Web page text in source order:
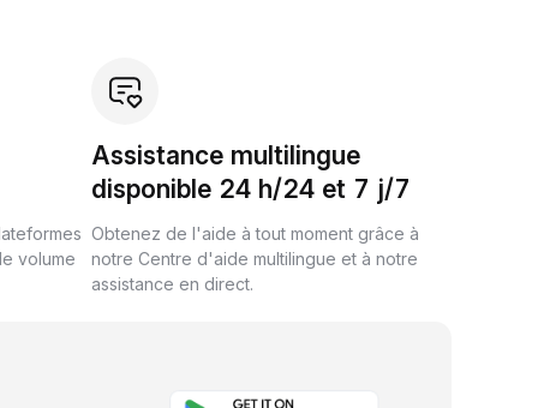
volume
Assistance multilingue
disponible 24 h/24 et 7 j/7
Obtenez de l'aide à tout moment grâce à
notre Centre d'aide multilingue et à notre
assistance en direct.